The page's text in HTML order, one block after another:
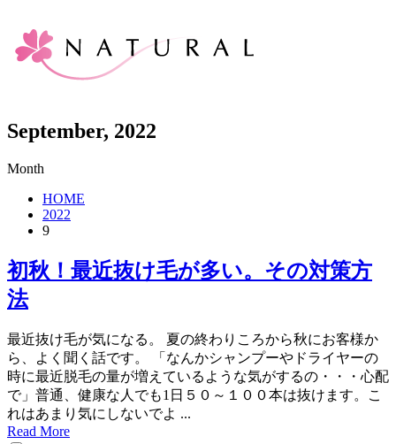
September, 2022
Month
HOME
2022
9
初秋！最近抜け毛が多い。その対策方
法
最近抜け毛が気になる。 夏の終わりころから秋にお客様か
ら、よく聞く話です。 「なんかシャンプーやドライヤーの
時に最近脱毛の量が増えているような気がするの・・・心配
で」普通、健康な人でも1日５０～１００本は抜けます。こ
れはあまり気にしないでよ ...
Read More